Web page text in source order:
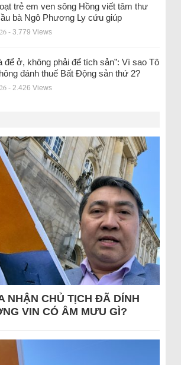
trẻ em ven sông Hồng viết tâm thư
bà Ngô Phương Ly cứu giúp
- 3.779 Views
để ở, không phải để tích sản”: Vì sao Tô
đánh thuế Bất Động sản thứ 2?
- 2.426 Views
NHẬN CHỦ TỊCH ĐÃ DÍNH
VIN CÓ ÂM MƯU GÌ?